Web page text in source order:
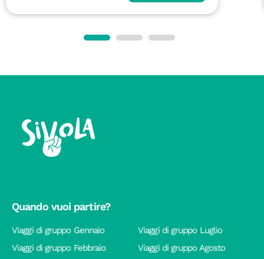
Quando vuoi partire?
Viaggi di gruppo Gennaio
Viaggi di gruppo Febbraio
Viaggi di gruppo Luglio
Viaggi di gruppo Agosto